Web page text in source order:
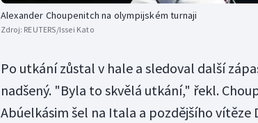
Alexander Choupenitch na olympijském turnaji
Zdroj: REUTERS/Issei Kato
Po utkání zůstal v hale a sledoval další
nadšený. "Byla to skvělá utkání," řekl.
Abúelkásim šel na Itala a pozdějšího vítěze